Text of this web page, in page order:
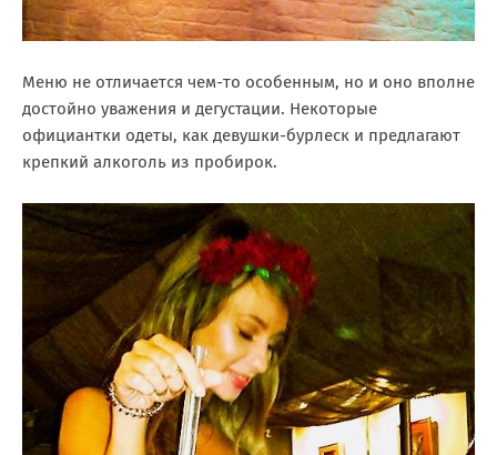
Меню не отличается чем-то особенным, но и оно вполне
достойно уважения и дегустации. Некоторые
официантки одеты, как девушки-бурлеск и предлагают
крепкий алкоголь из пробирок.